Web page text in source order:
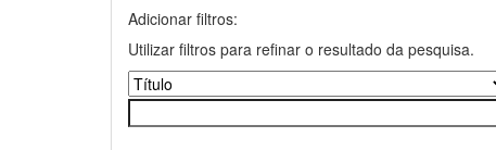
Adicionar filtros:
Utilizar filtros para refinar o resultado da pesquisa.